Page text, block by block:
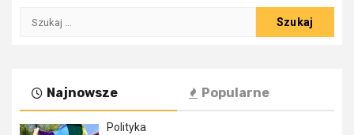
Szukaj:
Najnowsze Popularne
Polityka